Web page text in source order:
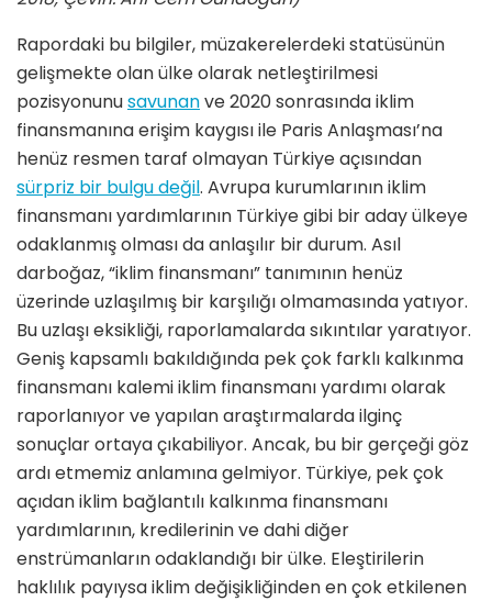
Rapordaki bu bilgiler, müzakerelerdeki statüsünün
gelişmekte olan ülke olarak netleştirilmesi
pozisyonunusavunanve 2020 sonrasında iklim
finansmanına erişim kaygısı ile Paris Anlaşması’na
henüz resmen taraf olmayan Türkiye açısından
sürpriz bir bulgu değil. Avrupa kurumlarının iklim
finansmanı yardımlarının Türkiye gibi bir aday ülkeye
odaklanmış olması da anlaşılır bir durum. Asıl
darboğaz, “iklim finansmanı” tanımının henüz
üzerinde uzlaşılmış bir karşılığı olmamasında yatıyor.
Bu uzlaşı eksikliği, raporlamalarda sıkıntılar yaratıyor.
Geniş kapsamlı bakıldığında pek çok farklı kalkınma
finansmanı kalemi iklim finansmanı yardımı olarak
raporlanıyor ve yapılan araştırmalarda ilginç
sonuçlar ortaya çıkabiliyor. Ancak, bu bir gerçeği göz
ardı etmemiz anlamına gelmiyor. Türkiye, pek çok
açıdan iklim bağlantılı kalkınma finansmanı
yardımlarının, kredilerinin ve dahi diğer
enstrümanların odaklandığı bir ülke. Eleştirilerin
haklılık payıysa iklim değişikliğinden en çok etkilenen